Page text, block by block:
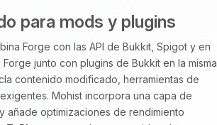
para mods y plugins
Forge con las API de Bukkit, Spigot y en
junto con plugins de Bukkit en la misma
contenido modificado, herramientas de
Mohist incorpora una capa de
añade optimizaciones de rendimiento